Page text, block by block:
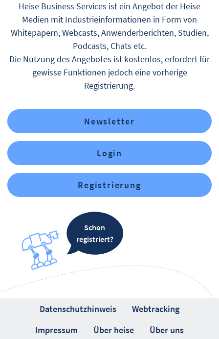
Heise Business Services ist ein Angebot der Heise
Medien mit Industrieinformationen in Form von
Whitepapern, Webcasts, Anwenderberichten, Studien,
Podcasts, Chats etc.
Die Nutzung des Angebotes ist kostenlos, erfordert für
gewisse Funktionen jedoch eine vorherige
Registrierung.
Newsletter
Login
Registrierung
Schon
registriert?
Datenschutzhinweis
Webtracking
Impressum
Über heise Über uns